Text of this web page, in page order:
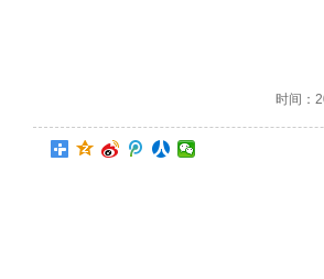
时间：